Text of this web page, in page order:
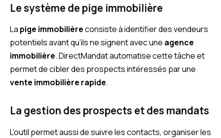
Le système de pige immobilière
La pige immobilièreconsiste à identifier des vendeurs
potentiels avant qu’ils ne signent avec une agence
immobilière. DirectMandat automatise cette tâche et
permet de cibler des prospects intéressés par une
vente immobilière rapide.
La gestion des prospects et des mandats
L’outil permet aussi de suivre les contacts, organiser les